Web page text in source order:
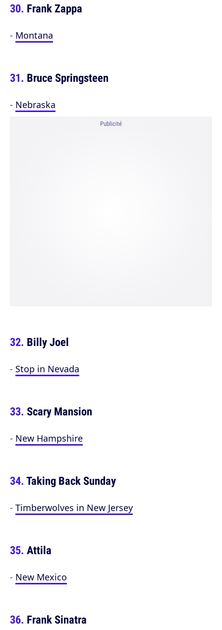
Frank Zappa
- Montana
Bruce Springsteen
- Nebraska
Publicité
Billy Joel
- Stop in Nevada
Scary Mansion
- New Hampshire
Taking Back Sunday
- Timberwolves in New Jersey
Attila
- New Mexico
Frank Sinatra